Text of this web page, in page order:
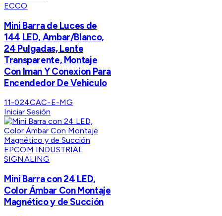
ECCO
Mini Barra de Luces de
144 LED, Ambar/Blanco,
24 Pulgadas, Lente
Transparente, Montaje
Con Iman Y Conexion Para
Encendedor De Vehiculo
11-024CAC-E-MG
Iniciar Sesión
EPCOM INDUSTRIAL
SIGNALING
Mini Barra con 24 LED,
Color Ámbar Con Montaje
Magnético y de Succión